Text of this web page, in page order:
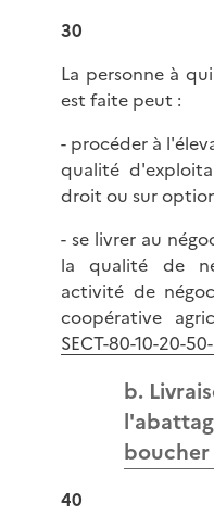
30
La personne à
est faite peut :
- procéder à
qualité
droit ou sur
- se livrer au
la qualité de
activité de
coopérative
SECT-80-10-20-
b.
boucher
40